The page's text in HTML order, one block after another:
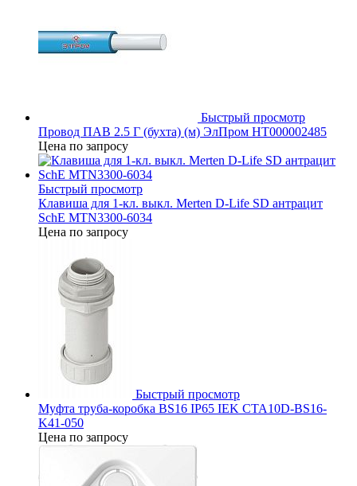
Быстрый просмотр
Провод ПАВ 2.5 Г (бухта) (м) ЭлПром НТ000002485
Цена по запросу
Быстрый просмотр
Клавиша для 1-кл. выкл. Merten D-Life SD антрацит
SchE MTN3300-6034
Цена по запросу
Быстрый просмотр
Муфта труба-коробка BS16 IP65 IEK CTA10D-BS16-
K41-050
Цена по запросу